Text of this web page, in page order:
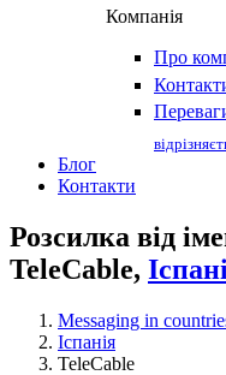
Компанія
Про
Блог
Контакти
Розсилка від
TeleCable,
Messaging in
Іспанія
TeleCable